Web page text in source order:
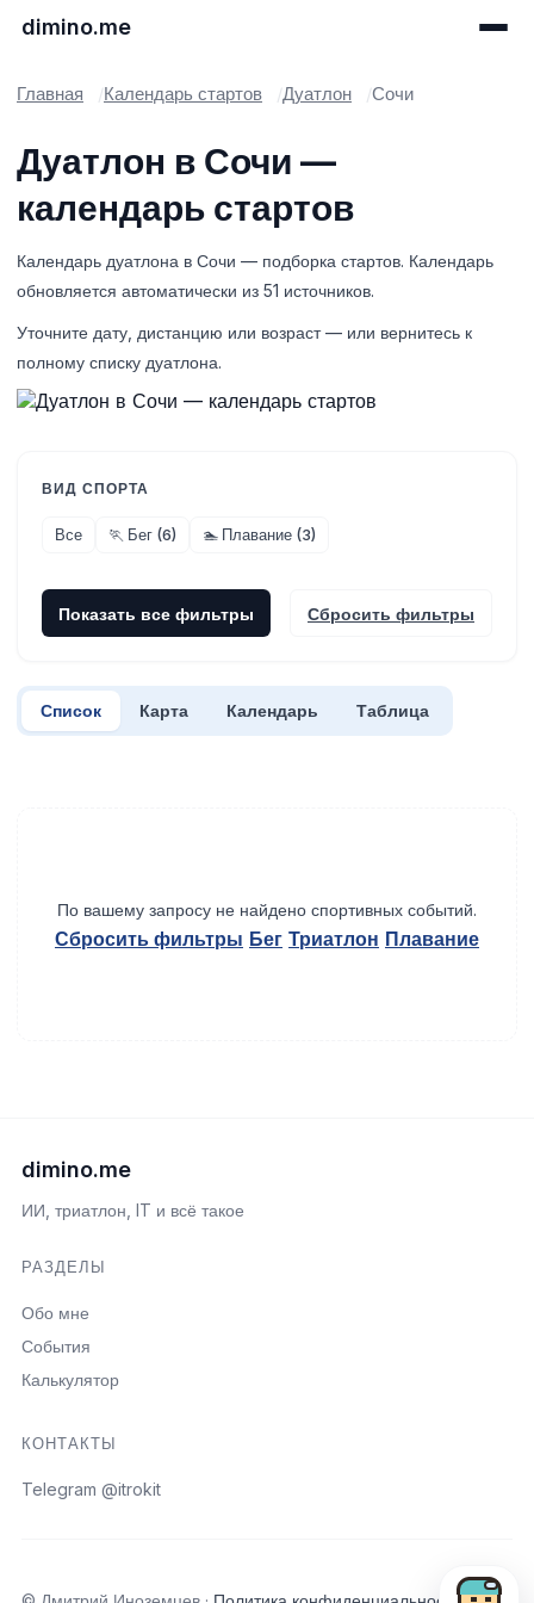
dimino.me
Главная Календарь стартов Дуатлон Сочи
Дуатлон в Сочи —
календарь стартов
Календарь дуатлона в Сочи — подборка стартов. Календарь
обновляется автоматически из 51 источников.
Уточните дату, дистанцию или возраст — или вернитесь к
полному списку дуатлона.
ВИД СПОРТА
Все 🏃 Бег (6) 🏊 Плавание (3)
Показать все фильтры Сбросить фильтры
Список Карта Календарь Таблица
По вашему запросу не найдено спортивных событий.
Сбросить фильтры Бег Триатлон Плавание
dimino.me
ИИ, триатлон, IT и всё такое
РАЗДЕЛЫ
Обо мне
События
Калькулятор
КОНТАКТЫ
Telegram @itrokit
Открыть